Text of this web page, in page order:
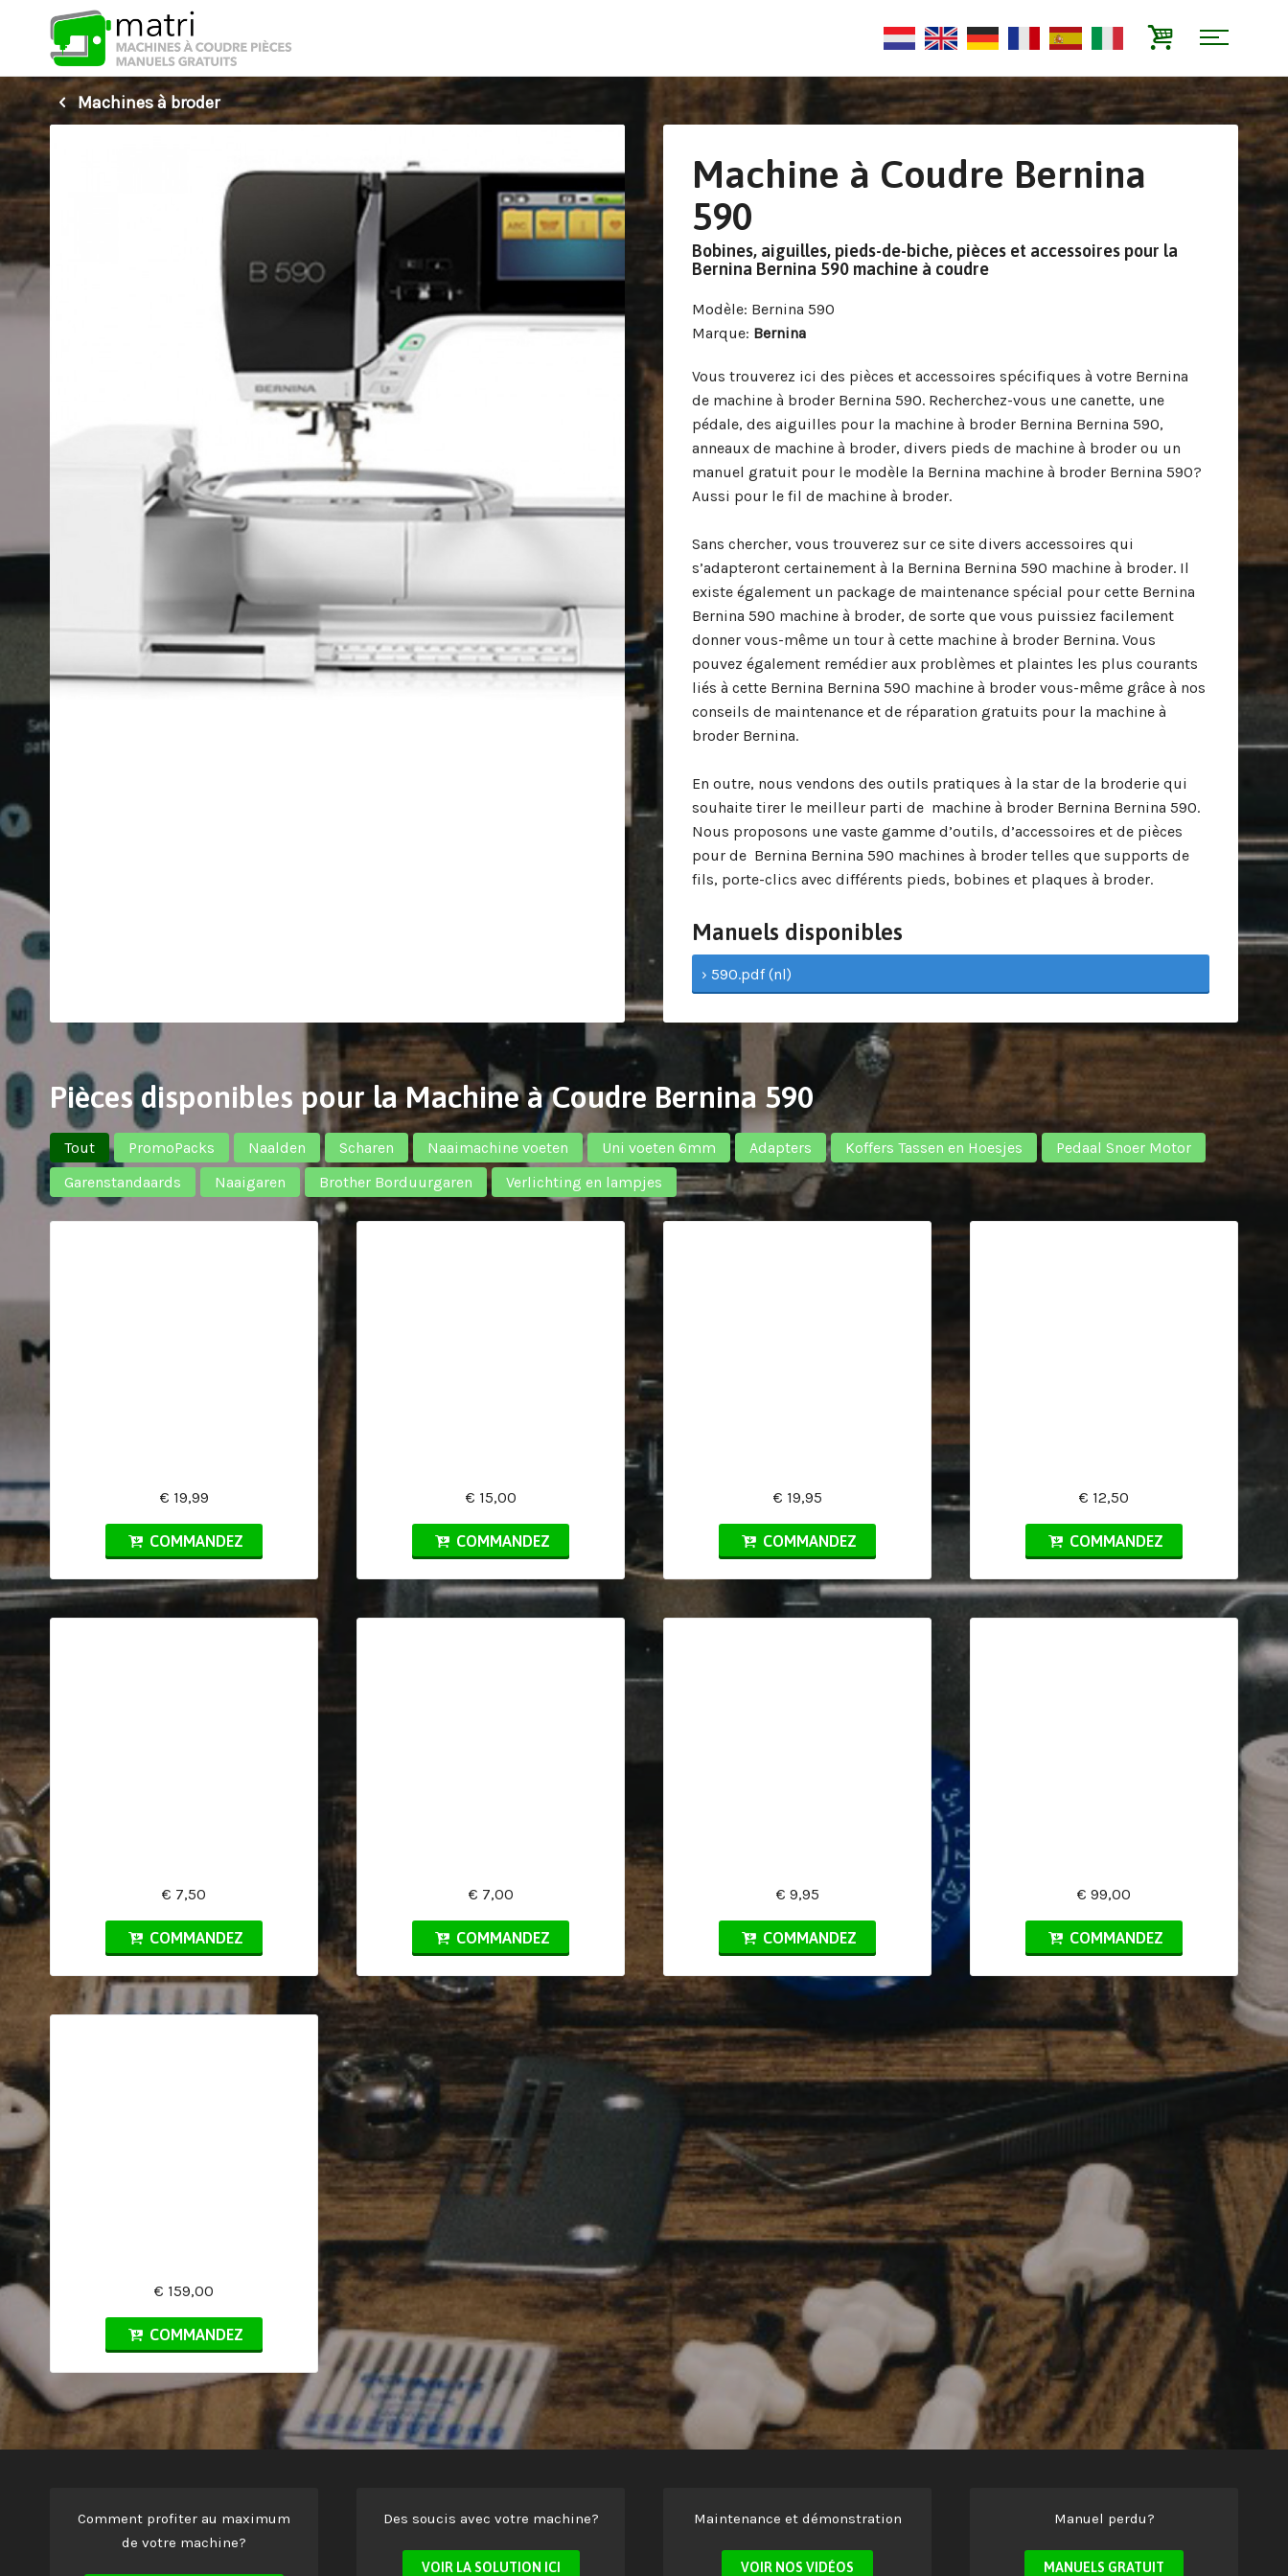
Machines à broder
Machine à Coudre Bernina
590
Bobines, aiguilles, pieds-de-biche, pièces et accessoires pour la
Bernina Bernina 590 machine à coudre
Modèle: Bernina 590
Marque: Bernina
Vous trouverez ici des pièces et accessoires spécifiques à votre Bernina
de machine à broder Bernina 590. Recherchez-vous une canette, une
pédale, des aiguilles pour la machine à broder Bernina Bernina 590,
anneaux de machine à broder, divers pieds de machine à broder ou un
manuel gratuit pour le modèle la Bernina machine à broder Bernina 590?
Aussi pour le fil de machine à broder.
Sans chercher, vous trouverez sur ce site divers accessoires qui
s’adapteront certainement à la Bernina Bernina 590 machine à broder. Il
existe également un package de maintenance spécial pour cette Bernina
Bernina 590 machine à broder, de sorte que vous puissiez facilement
donner vous-même un tour à cette machine à broder Bernina. Vous
pouvez également remédier aux problèmes et plaintes les plus courants
liés à cette Bernina Bernina 590 machine à broder vous-même grâce à nos
conseils de maintenance et de réparation gratuits pour la machine à
broder Bernina.
En outre, nous vendons des outils pratiques à la star de la broderie qui
souhaite tirer le meilleur parti de machine à broder Bernina Bernina 590.
Nous proposons une vaste gamme d’outils, d’accessoires et de pièces
pour de Bernina Bernina 590 machines à broder telles que supports de
fils, porte-clics avec différents pieds, bobines et plaques à broder.
Manuels disponibles
› 590.pdf (nl)
Pièces disponibles pour la Machine à Coudre Bernina 590
Tout PromoPacks Naalden Scharen Naaimachine voeten Uni voeten 6mm Adapters Koffers Tassen en Hoesjes
Pedaal Snoer Motor
Garenstandaards
Naaigaren Brother Borduurgaren Verlichting en lampjes
€ 19,99
COMMANDEZ
€ 15,00
COMMANDEZ
€ 19,95
COMMANDEZ
€ 12,50
COMMANDEZ
€ 7,50
COMMANDEZ
€ 7,00
COMMANDEZ
€ 9,95
COMMANDEZ
€ 99,00
COMMANDEZ
€ 159,00
COMMANDEZ
Comment profiter au maximum
de votre machine?
Des soucis avec votre machine?
VOIR LA SOLUTION ICI
Maintenance et démonstration
VOIR NOS VIDÉOS
Manuel perdu?
MANUELS GRATUIT